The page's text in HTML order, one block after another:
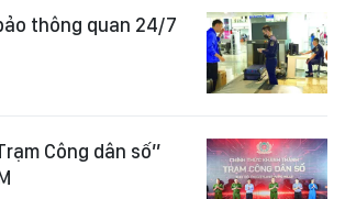
thông quan 24/7
Công dân số”